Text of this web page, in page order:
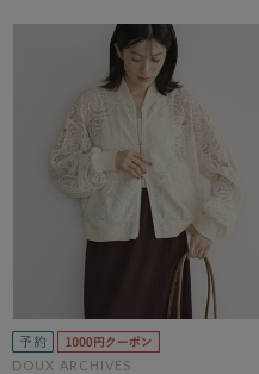
DOUX ARCHIVES